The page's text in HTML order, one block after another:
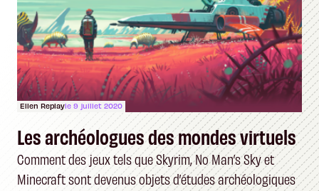
Ellen Replayle 9 juillet 2020
Les archéologues des mondes virtuels
Comment des jeux tels que Skyrim, No Man’s Sky et
Minecraft sont devenus objets d’études archéologiques